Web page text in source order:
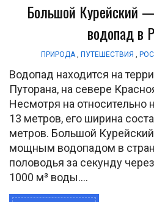
Большой
водопад в
ПРИРОДА, ПУТЕШЕСТВИЯ ,
Водопад находится на
Путорана, на севере
Несмотря на относительно
13 метров, его ширина
метров. Большой
мощным водопадом в
половодья за секунду
1000 м³ воды....